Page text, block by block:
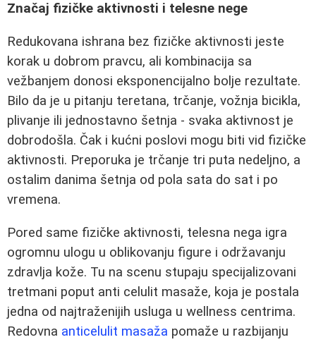
Značaj fizičke aktivnosti i telesne nege
Redukovana ishrana bez fizičke aktivnosti jeste
korak u dobrom pravcu, ali kombinacija sa
vežbanjem donosi eksponencijalno bolje rezultate.
Bilo da je u pitanju teretana, trčanje, vožnja bicikla,
plivanje ili jednostavno šetnja - svaka aktivnost je
dobrodošla. Čak i kućni poslovi mogu biti vid fizičke
aktivnosti. Preporuka je trčanje tri puta nedeljno, a
ostalim danima šetnja od pola sata do sat i po
vremena.
Pored same fizičke aktivnosti, telesna nega igra
ogromnu ulogu u oblikovanju figure i održavanju
zdravlja kože. Tu na scenu stupaju specijalizovani
tretmani poput anti celulit masaže, koja je postala
jedna od najtraženijih usluga u wellness centrima.
Redovna anticelulit masaža pomaže u razbijanju